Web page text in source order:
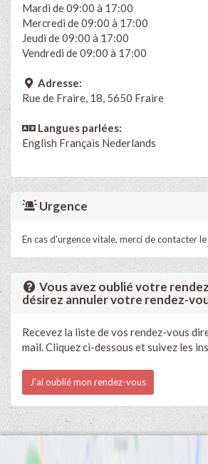
Mardi de 09:00 à 17:00
Mercredi de 09:00 à 17:00
Jeudi de 09:00 à 17:00
Vendredi de 09:00 à 17:00
Adresse:
Rue de Fraire, 18, 5650 Fraire
Langues parlées:
English Français Nederlands
Urgence
En cas d'urgence vitale, merci de contacter
Vous avez oublié votre
désirez annuler votre rendez-
Recevez la liste de vos rendez-vous
mail. Cliquez ci-dessous et suivez les
J'ai oublié mon rendez-vous